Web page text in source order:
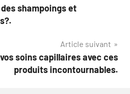
shampoings et
Article suivant
soins capillaires avec ces
produits incontournables.